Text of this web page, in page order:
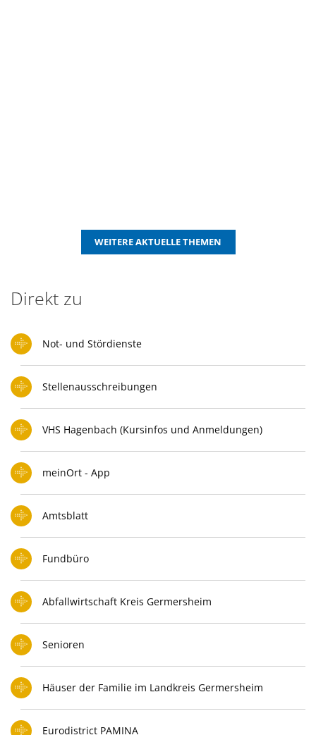
WEITERE AKTUELLE THEMEN
Direkt zu
Not- und Stördienste
Stellenausschreibungen
VHS Hagenbach (Kursinfos und Anmeldungen)
meinOrt - App
Amtsblatt
Fundbüro
Abfallwirtschaft Kreis Germersheim
Senioren
Häuser der Familie im Landkreis Germersheim
Eurodistrict PAMINA